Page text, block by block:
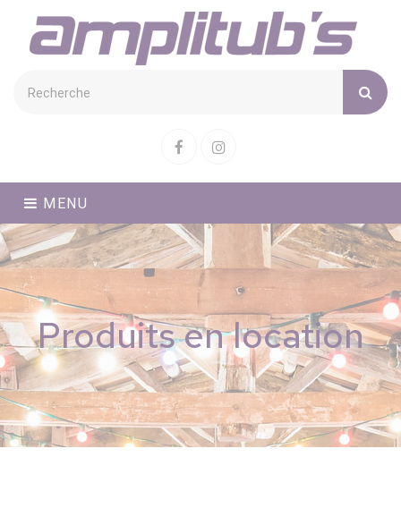
FacebookInstagram
MENU
Produits en location
Cookies management panel